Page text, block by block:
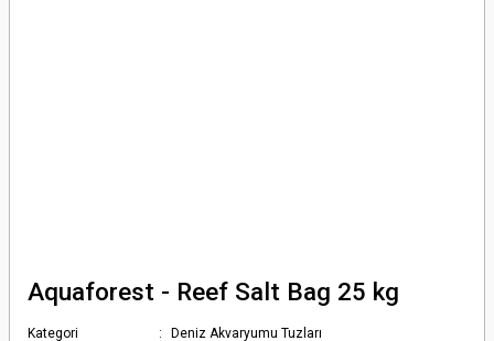
Aquaforest - Reef Salt Bag 25 kg
Kategori
Deniz Akvaryumu Tuzları